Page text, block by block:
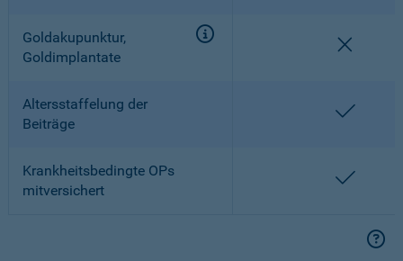
Goldakupunktur,
Goldimplantate
Altersstaffelung der
Beiträge
Krankheitsbedingte OPs
mitversichert